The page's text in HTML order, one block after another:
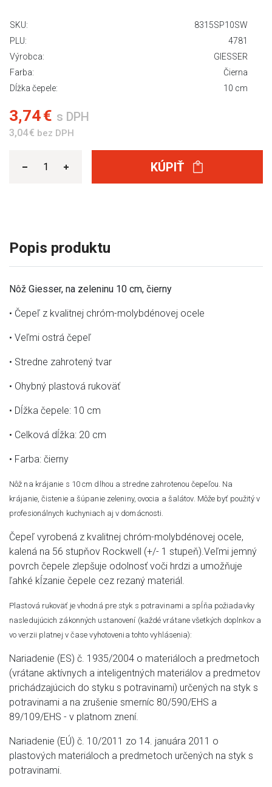
SKU:
8315SP10SW
PLU:
4781
Výrobca:
GIESSER
Farba:
Čierna
Dĺžka čepele:
10 cm
3,74 € s DPH
3,04 € bez DPH
KÚPIŤ
Popis produktu
Nôž Giesser, na zeleninu 10 cm, čierny
• Čepeľ z kvalitnej chróm-molybdénovej ocele
• Veľmi ostrá čepeľ
• Stredne zahrotený tvar
• Ohybný plastová rukoväť
• Dĺžka čepele: 10 cm
• Celková dĺžka: 20 cm
• Farba: čierny
Nôž na krájanie s 10 cm dlhou a stredne zahrotenou čepeľou. Na
krájanie, čistenie a šúpanie zeleniny, ovocia a šalátov. Môže byť použitý v
profesionálnych kuchyniach aj v domácnosti.
Čepeľ vyrobená z kvalitnej chróm-molybdénovej ocele,
kalená na 56 stupňov Rockwell (+/- 1 stupeň).Veľmi jemný
povrch čepele zlepšuje odolnosť voči hrdzi a umožňuje
ľahké kĺzanie čepele cez rezaný materiál.
Plastová rukoväť je vhodná pre styk s potravinami a spĺňa požiadavky
nasledujúcich zákonných ustanovení (každé vrátane všetkých doplnkov a
vo verzii platnej v čase vyhotovenia tohto vyhlásenia):
Nariadenie (ES) č. 1935/2004 o materiáloch a predmetoch
(vrátane aktívnych a inteligentných materiálov a predmetov
prichádzajúcich do styku s potravinami) určených na styk s
potravinami a na zrušenie smerníc 80/590/EHS a
89/109/EHS - v platnom znení.
Nariadenie (EÚ) č. 10/2011 zo 14. januára 2011 o
plastových materiáloch a predmetoch určených na styk s
potravinami.